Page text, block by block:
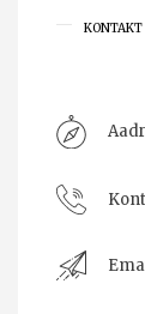
KONTAKT